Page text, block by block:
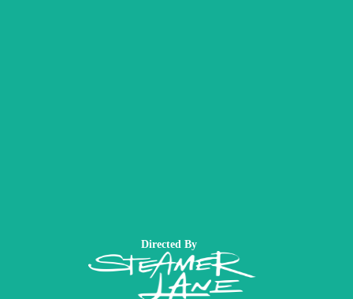
Directed By